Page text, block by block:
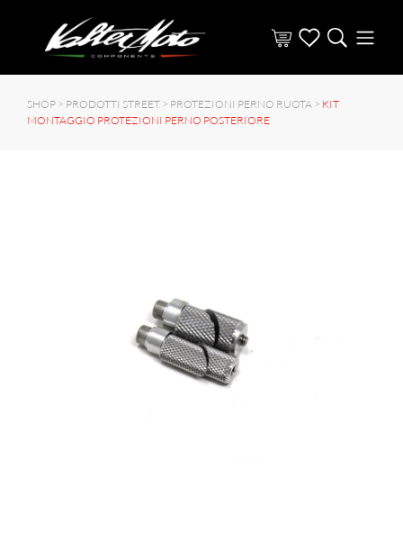
SHOP > PRODOTTI STREET > PROTEZIONI PERNO RUOTA > KIT
MONTAGGIO PROTEZIONI PERNO POSTERIORE